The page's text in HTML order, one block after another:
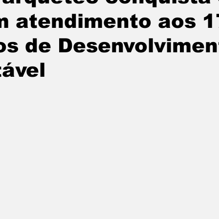
Paraguai Argentina noticias
atendimento aos
de